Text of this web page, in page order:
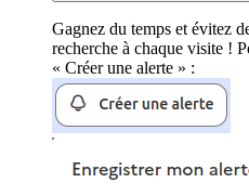
Gagnez du temps et évitez
recherche à chaque visite !
« Créer une alerte » :